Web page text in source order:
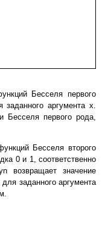
Бесселя первого
аргумента x.
Бесселя первого рода,
Бесселя второго
0 и 1, соответственно
возвращает значение
заданного аргумента